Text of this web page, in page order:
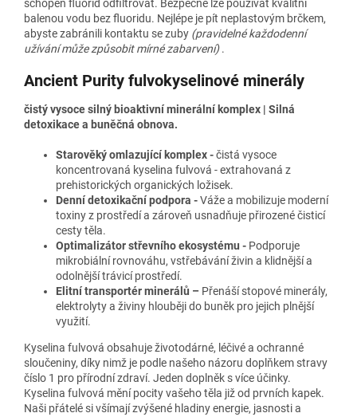
schopen fluorid odfiltrovat. Bezpečně lze používat kvalitní
balenou vodu bez fluoridu. Nejlépe je pít neplastovým brčkem,
abyste zabránili kontaktu se zuby (pravidelné každodenní
užívání může způsobit mírné zabarvení).
Ancient Purity fulvokyselinové minerály
čistý vysoce silný bioaktivní minerální komplex | Silná
detoxikace a buněčná obnova.
Starověký omlazující komplex-čistá vysoce
koncentrovaná kyselina fulvová - extrahovaná z
prehistorických organických ložisek.
Denní detoxikační podpora -Váže a mobilizuje moderní
toxiny z prostředí a zároveň usnadňuje přirozené čisticí
cesty těla.
Optimalizátor střevního ekosystému - Podporuje
mikrobiální rovnováhu, vstřebávání živin a klidnější a
odolnější trávicí prostředí.
Elitní transportér minerálů – Přenáší stopové minerály,
elektrolyty a živiny hlouběji do buněk pro jejich plnější
využití.
Kyselina fulvová obsahuje životodárné, léčivé a ochranné
sloučeniny, díky nimž je podle našeho názoru doplňkem stravy
číslo 1 pro přírodní zdraví. Jeden doplněk s více účinky.
Kyselina fulvová mění pocity vašeho těla již od prvních kapek.
Naši přátelé si všímají zvýšené hladiny energie, jasnosti a